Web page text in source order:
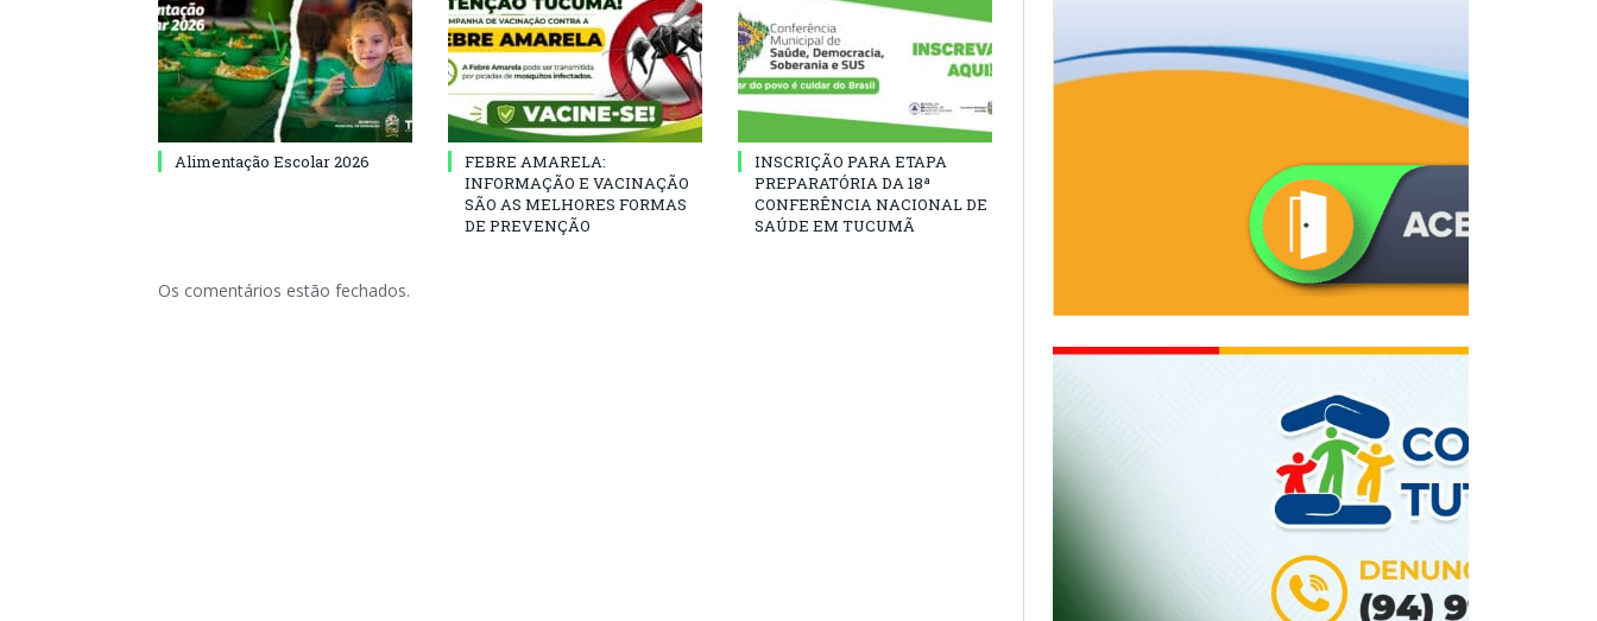
Alimentação Escolar 2026
FEBRE AMARELA:
INFORMAÇÃO E VACINAÇÃO
SÃO AS MELHORES FORMAS
DE PREVENÇÃO
INSCRIÇÃO PARA ETAPA
PREPARATÓRIA DA 18ª
CONFERÊNCIA NACIONAL DE
SAÚDE EM TUCUMÃ
Os comentários estão fechados.